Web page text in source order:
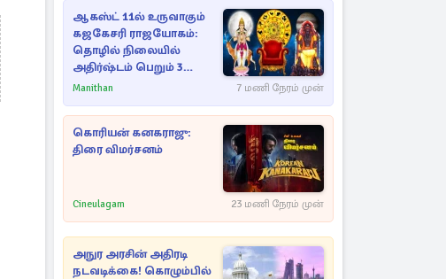
ஆகஸ்ட் 11ல் உருவாகும்
கஜகேசரி ராஜயோகம்:
தொழில் நிலையில்
அதிர்ஷ்டம் பெறும் 3
ராசிகள்!
Manithan 7 மணி நேரம் முன்
கொரியன் கனகராஜு:
திரை விமர்சனம்
Cineulagam 23 மணி நேரம் முன்
அநுர அரசின் அதிரடி
நடவடிக்கை! கொழும்பில்